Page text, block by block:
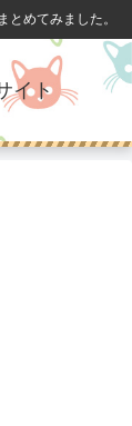
めてみました。
イト